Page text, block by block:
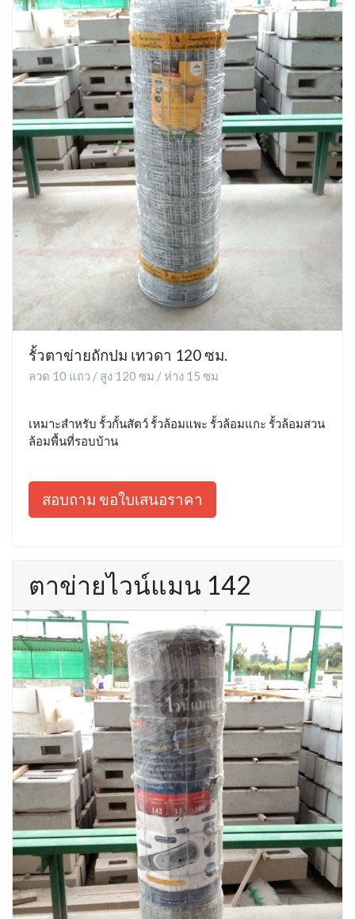
รั้วตาข่ายถักปม เทวดา 120 ซม.
ลวด 10 แถว / สูง 120 ซม / ห่าง 15 ซม
เหมาะสำหรับ รั้วกั้นสัตว์ รั้วล้อมแพะ รั้วล้อมแกะ รั้วล้อมสวน
ล้อมพื้นที่รอบบ้าน
สอบถาม ขอใบเสนอราคา
ตาข่ายไวน์แมน 142